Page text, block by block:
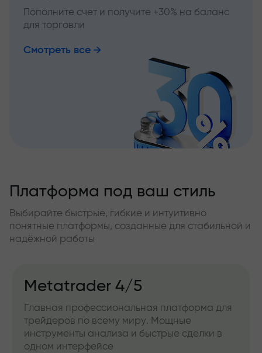
Пополните счет и получите +30% на баланс
для торговли
Смотреть все
Платформа под ваш стиль
Выбирайте быстрые, гибкие и интуитивно
понятные платформы, созданные для стабильной и
надёжной работы
Metatrader 4/5
Главная профессиональная платформа для
трейдеров по всему миру. Мощные
инструменты анализа и быстрые сделки в
одном интерфейсе